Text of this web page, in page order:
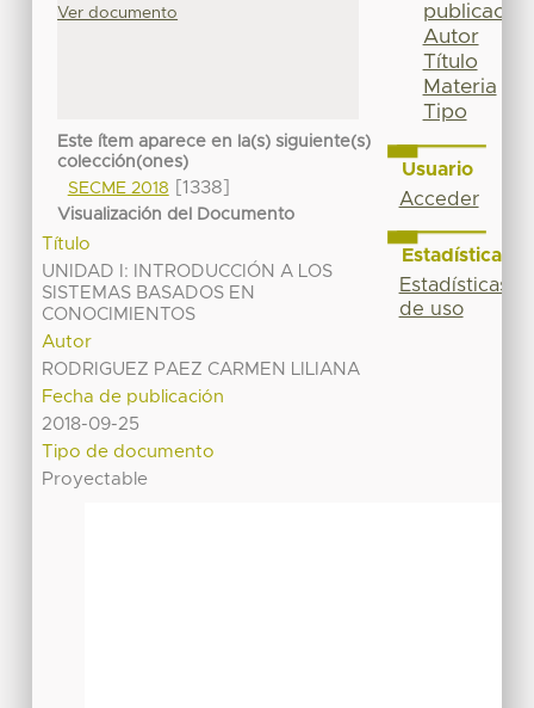
Ver documento
Este ítem aparece en la(s) siguiente(s)
colección(ones)
SECME 2018
[1338]
Visualización del Documento
Título
UNIDAD I: INTRODUCCIÓN A LOS
SISTEMAS BASADOS EN
CONOCIMIENTOS
Autor
RODRIGUEZ PAEZ CARMEN LILIANA
Fecha de publicación
2018-09-25
Tipo de documento
Proyectable
publicación
Autor
Título
Materia
Tipo
Usuario
Acceder
Estadísticas
Estadísticas
de uso